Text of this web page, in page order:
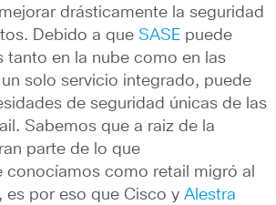
drásticamente la seguridad
Debido a que SASE puede
tanto en la nube como en las
solo servicio integrado, puede
de seguridad únicas de las
Sabemos que a raiz de la
parte de lo que
conocíamos como retail migró al
por eso que Cisco y Alestra